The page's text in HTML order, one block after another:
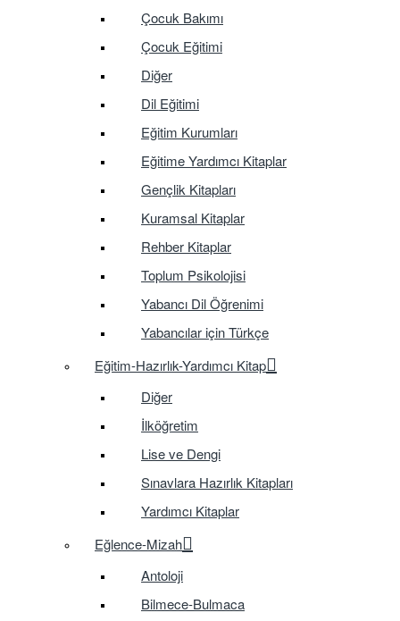
Çocuk Bakımı
Çocuk Eğitimi
Diğer
Dil Eğitimi
Eğitim Kurumları
Eğitime Yardımcı Kitaplar
Gençlik Kitapları
Kuramsal Kitaplar
Rehber Kitaplar
Toplum Psikolojisi
Yabancı Dil Öğrenimi
Yabancılar için Türkçe
Eğitim-Hazırlık-Yardımcı Kitap
Diğer
İlköğretim
Lise ve Dengi
Sınavlara Hazırlık Kitapları
Yardımcı Kitaplar
Eğlence-Mizah
Antoloji
Bilmece-Bulmaca